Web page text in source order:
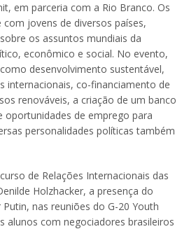
em parceria com a Rio Branco. Os
jovens de diversos países,
os assuntos mundiais da
econômico e social. No evento,
desenvolvimento sustentável,
internacionais, co-financiamento de
renováveis, a criação de um banco
oportunidades de emprego para
personalidades políticas também
de Relações Internacionais das
Holzhacker, a presença do
nas reuniões do G-20 Youth
alunos com negociadores brasileiros